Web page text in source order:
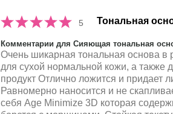
5 Тональная
Комментарии для Сияющая тональная
Очень шикарная тональная основа в
для сухой нормальной кожи, а также
продукт Отлично ложится и придает
Равномерно наносится и не
себя Age Minimize 3D которая